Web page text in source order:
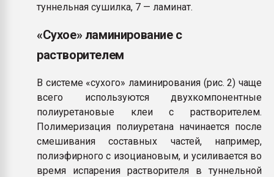
туннельная сушилка, 7 — ламинат.
«Сухое» ламинирование с
растворителем
В системе «сухого» ламинирования (рис. 2) чаще
всего используются двухкомпонентные
полиуретановые клеи с растворителем.
Полимеризация полиуретана начинается после
смешивания составных частей, например,
полиэфирного с изоциановым, и усиливается во
время испарения растворителя в туннельной